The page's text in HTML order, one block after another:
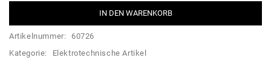
IN DEN WARENKORB
Artikelnummer:
60726
Kategorie:
Elektrotechnische Artikel